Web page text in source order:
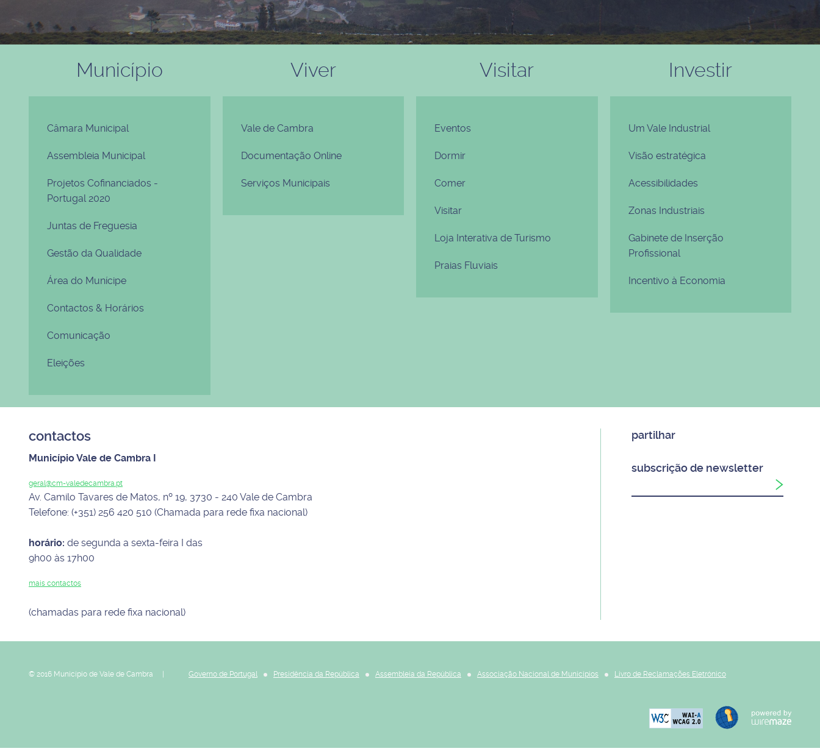
Município
Câmara Municipal
Assembleia Municipal
Projetos Cofinanciados -
Portugal 2020
Juntas de Freguesia
Gestão da Qualidade
Área do Munícipe
Contactos & Horários
Comunicação
Eleições
Viver
Vale de Cambra
Documentação Online
Serviços Municipais
Visitar
Eventos
Dormir
Comer
Visitar
Loja Interativa de Turismo
Praias Fluviais
Investir
Um Vale Industrial
Visão estratégica
Acessibilidades
Zonas Industriais
Gabinete de Inserção
Profissional
Incentivo à Economia
contactos
Município Vale de Cambra I
geral@cm-valedecambra.pt
Av. Camilo Tavares de Matos, nº 19, 3730 - 240 Vale de Cambra
Telefone: (+351) 256 420 510 (Chamada para rede fixa nacional)
horário: de segunda a sexta-feira I das
9h00 às 17h00
mais contactos
(chamadas para rede fixa nacional)
partilhar
subscrição de newsletter
© 2016 Município de Vale de Cambra | Governo de Portugal Presidência da República Assembleia da República Associação Nacional de Municípios Livro de Reclamações Eletrónico